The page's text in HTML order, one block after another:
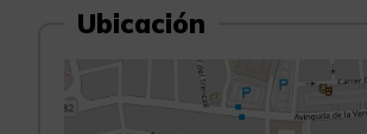
Ubicación